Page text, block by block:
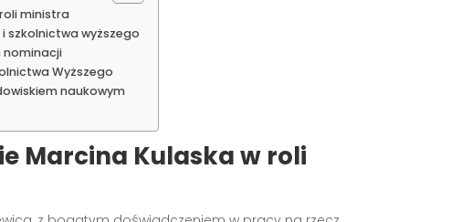
ministra
szkolnictwa wyższego
nominacji
Wyższego
naukowym
Marcina Kulaska w roli